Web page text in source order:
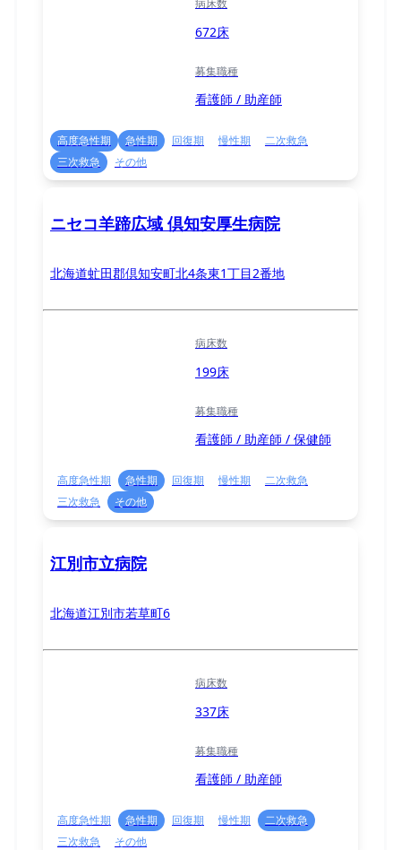
672床
募集職種
看護師 / 助産師
高度急性期 急性期 回復期 慢性期
二次救急
三次救急
その他
ニセコ羊蹄広域 倶知安厚生病院
北海道虻田郡倶知安町北4条東1丁目2番地
病床数
199床
募集職種
看護師 / 助産師 / 保健師
高度急性期 急性期 回復期 慢性期
二次救急
三次救急
その他
江別市立病院
北海道江別市若草町6
病床数
337床
募集職種
看護師 / 助産師
高度急性期 急性期 回復期 慢性期
二次救急
三次救急
その他